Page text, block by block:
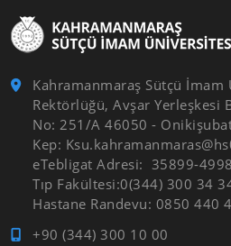
Kahramanmaraş Sütçü İmam
Rektörlüğü, Avşar Yerleşkesi
No: 251/A 46050 -
Kep:
eTebligat Adresi: 35899-
Tıp Fakültesi:0(344) 300
Hastane Randevu: 0850
+90 (344) 300 10 00